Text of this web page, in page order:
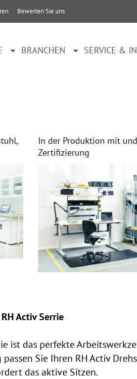
Bewerten Sie uns
BRANCHEN SERVICE &
In der Produktion mit
Zertifizierung
Activ Serrie
ist das perfekte
Sie Ihren RH Activ
das aktive Sitzen.